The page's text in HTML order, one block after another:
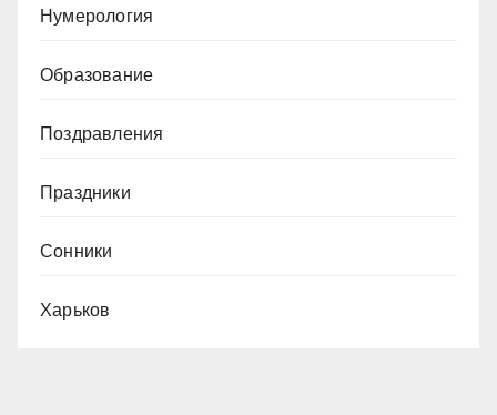
Нумерология
Образование
Поздравления
Праздники
Сонники
Харьков